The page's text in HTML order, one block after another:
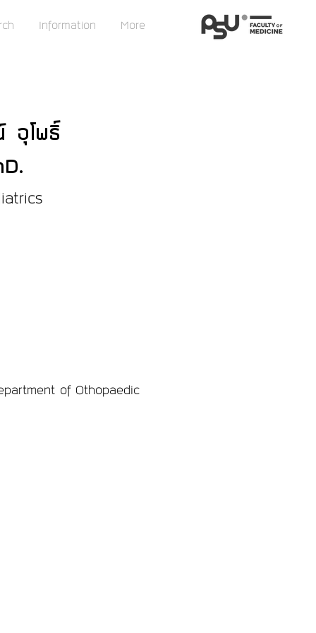
Information More
อุโพธิ์
of Othopaedic